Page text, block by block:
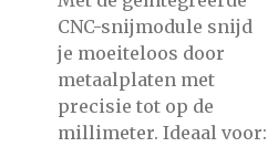
CNC-snijmodule snijd
je moeiteloos door
metaalplaten met
precisie tot op de
millimeter. Ideaal voor: